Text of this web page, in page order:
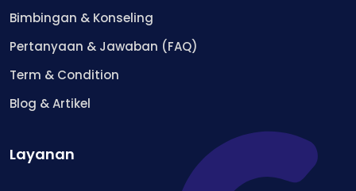
Bimbingan & Konseling
Pertanyaan & Jawaban (FAQ)
Term & Condition
Blog & Artikel
Layanan